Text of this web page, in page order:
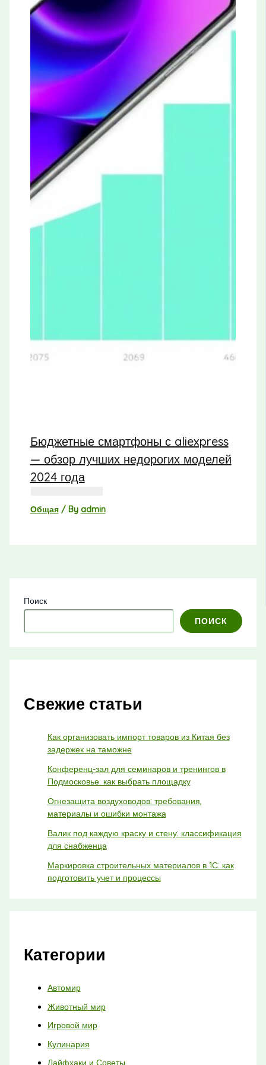
Бюджетные смартфоны с aliexpress
— обзор лучших недорогих моделей
2024 года
Общая/ By admin
Поиск
ПОИСК
Свежие статьи
Как организовать импорт товаров из Китая без
задержек на таможне
Конференц-зал для семинаров и тренингов в
Подмосковье: как выбрать площадку
Огнезащита воздуховодов: требования,
материалы и ошибки монтажа
Валик под каждую краску и стену: классификация
для снабженца
Маркировка строительных материалов в 1С: как
подготовить учет и процессы
Категории
Автомир
Животный мир
Игровой мир
Кулинария
Лайфхаки и Советы